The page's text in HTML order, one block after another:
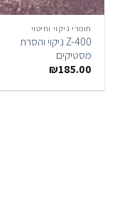
חומרי ניקוי וחיטוי
Z-400 ניקוי והסרת
מסטיקים
₪185.00